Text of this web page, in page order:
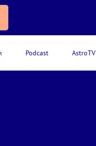
Podcast AstroTV